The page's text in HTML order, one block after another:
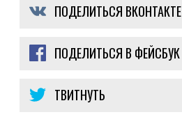
ПОДЕЛИТЬСЯ ВКОНТАКТЕ
ПОДЕЛИТЬСЯ В ФЕЙСБУК
ТВИТНУТЬ